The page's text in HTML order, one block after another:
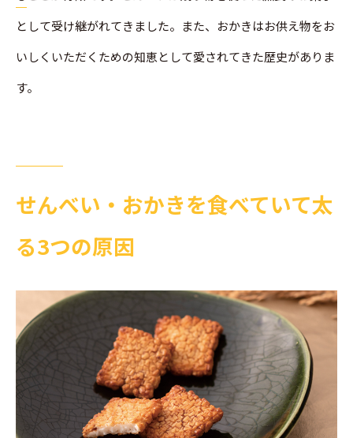
として受け継がれてきました。また、おかきはお供え物をお
いしくいただくための知恵として愛されてきた歴史がありま
す。
せんべい・おかきを食べていて太
る3つの原因